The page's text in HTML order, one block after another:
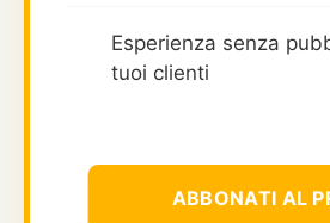
Esperienza senza
tuoi clienti
ABBONATI AL